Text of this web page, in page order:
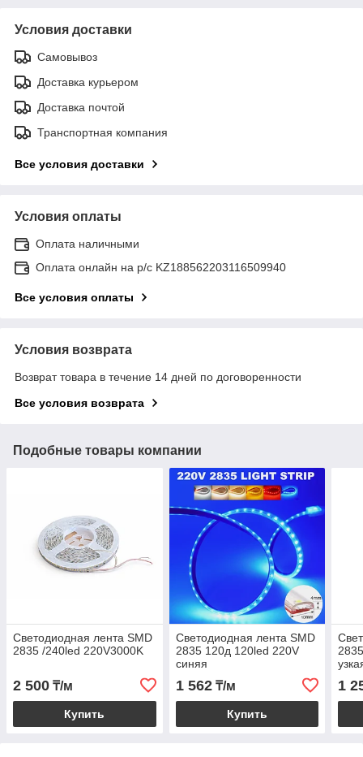
Условия доставки
Самовывоз
Доставка курьером
Доставка почтой
Транспортная компания
Все условия доставки
Условия оплаты
Оплата наличными
Оплата онлайн на р/с KZ188562203116509940
Все условия оплаты
Условия возврата
Возврат товара в течение 14 дней по договоренности
Все условия возврата
Подобные товары компании
Светодиодная лента SMD
2835 /240led 220V3000K
2 500 ₸/м
Купить
Светодиодная лента SMD
2835 120д 120led 220V
синяя
1 562₸/м
Купить
1